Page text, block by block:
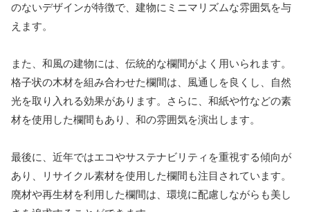
のないデザインが特徴で、建物にミニマリズムな雰囲気を与
えます。
また、和風の建物には、伝統的な欄間がよく用いられます。
格子状の木材を組み合わせた欄間は、風通しを良くし、自然
光を取り入れる効果があります。さらに、和紙や竹などの素
材を使用した欄間もあり、和の雰囲気を演出します。
最後に、近年ではエコやサステナビリティを重視する傾向が
あり、リサイクル素材を使用した欄間も注目されています。
廃材や再生材を利用した欄間は、環境に配慮しながらも美し